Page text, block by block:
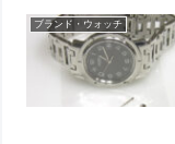
ブランド・ウォッチ